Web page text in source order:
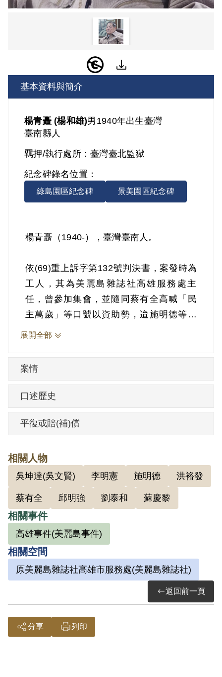
基本資料與簡介
楊青矗 (楊和雄)男 1940年出生臺灣
臺南縣人
羈押/執行處所：臺灣臺北監獄
紀念碑錄名位置：
綠島園區紀念碑 景美園區紀念碑
楊青矗（1940-），臺灣臺南人。
依(69)重上訴字第132號判決書，案發時為
工人，其為美麗島雜誌社高雄服務處主
任，曾參加集會，並隨同蔡有全高喊「民
主萬歲」等口號以資助勢，迨施明德等領
導隊伍衝擊值勤憲警時，坐指揮車司機
動暴徒攻打憲警，率先助勢等情。1979年
12月13日被捕。1980年經臺灣高等法院以
《陸海空軍刑法》第72條第2款「多眾集合
為暴力脅迫率先助勢」判處有期徒刑4年2
月。1983年10月8日假釋。
其於2001年2月向補償基金會提出申請，
2003年10月經第3屆第11次董監事會審核
通過予以補償。補償理由為原判決認其觸
犯多眾集合為暴行脅迫指揮他人，係以共
同被告吳文賢在偵查中供述其喊叫「臺灣
的孩子起來打！」，鼓動暴行為據。惟其
在偵審中僅承認呼叫「民主萬歲」之口
號，而否認有指揮「喊衝喊打」之情形，
且吳文賢在審理中亦陳明無法確定其有喊
過「臺灣的小孩子起來打」的口號。另開
小貨車之司機楊豐榮亦具結証稱，其並未
指揮如何開車，亦無呼喊口號之情形。其
展開全部
案情
口述歷史
平復或賠(補)償
相關人物
吳坤達(吳文賢) 李明憲 施明德 洪裕發
蔡有全 邱明強 劉泰和 蘇慶黎
相關事件
高雄事件(美麗島事件)
相關空間
原美麗島雜誌社高雄市服務處(美麗島雜誌社)
返回前一頁
分享 列印